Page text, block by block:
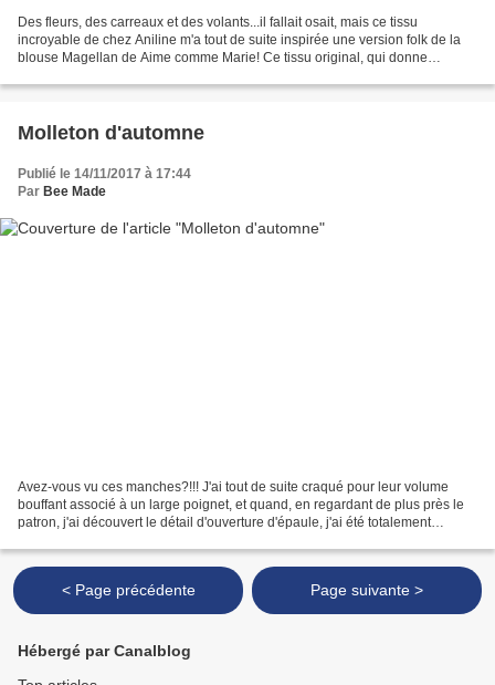
Des fleurs, des carreaux et des volants...il fallait osait, mais ce tissu
incroyable de chez Aniline m'a tout de suite inspirée une version folk de la
blouse Magellan de Aime comme Marie! Ce tissu original, qui donne
Molleton d'automne
Publié le 14/11/2017 à 17:44
Par Bee Made
Avez-vous vu ces manches?!!! J'ai tout de suite craqué pour leur volume
bouffant associé à un large poignet, et quand, en regardant de plus près le
patron, j'ai découvert le détail d'ouverture d'épaule, j'ai été totalement
< Page précédente Page suivante >
Hébergé par Canalblog